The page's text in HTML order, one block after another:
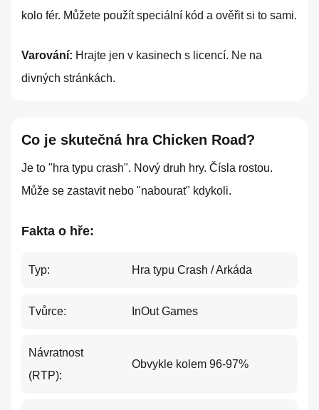
kolo fér. Můžete použít speciální kód a ověřit si to sami.
Varování: Hrajte jen v kasinech s licencí. Ne na
divných stránkách.
Co je skutečná hra Chicken Road?
Je to "hra typu crash". Nový druh hry. Čísla rostou.
Může se zastavit nebo "nabourat" kdykoli.
Fakta o hře:
Typ: Hra typu Crash / Arkáda
Tvůrce: InOut Games
Návratnost
(RTP):
Obvykle kolem 96-97%